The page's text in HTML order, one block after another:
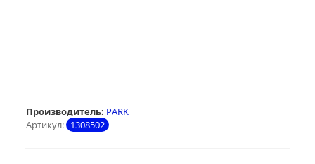
Артикул: 1308502
Производитель: PARK